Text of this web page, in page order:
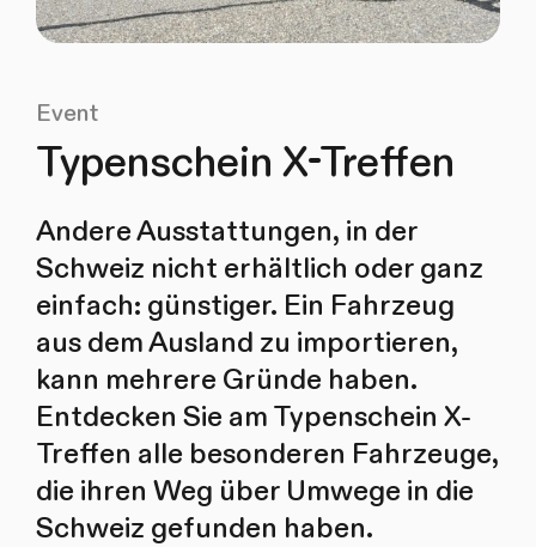
Event
Typenschein X-Treffen
Andere Ausstattungen, in der
Schweiz nicht erhältlich oder ganz
einfach: günstiger. Ein Fahrzeug
aus dem Ausland zu importieren,
kann mehrere Gründe haben.
Entdecken Sie am Typenschein X-
Treffen alle besonderen Fahrzeuge,
die ihren Weg über Umwege in die
Schweiz gefunden haben.